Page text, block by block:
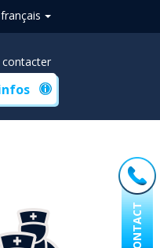
CONTACT
français
contacter